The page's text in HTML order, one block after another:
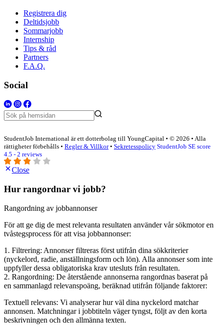
Registrera dig
Deltidsjobb
Sommarjobb
Internship
Tips & råd
Partners
F.A.Q.
Social
StudentJob International är ett dotterbolag till YoungCapital • © 2026 • Alla
rättigheter förbehålls • Regler & Villkor• Sekretesspolicy StudentJob SE score
4.5 - 2 reviews
Close
Hur rangordnar vi jobb?
Rangordning av jobbannonser
För att ge dig de mest relevanta resultaten använder vår sökmotor en
tvåstegsprocess för att visa jobbannonser:
1. Filtrering: Annonser filtreras först utifrån dina sökkriterier
(nyckelord, radie, anställningsform och lön). Alla annonser som inte
uppfyller dessa obligatoriska krav utesluts från resultaten.
2. Rangordning: De återstående annonserna rangordnas baserat på
en sammanlagd relevanspoäng, beräknad utifrån följande faktorer:
Textuell relevans: Vi analyserar hur väl dina nyckelord matchar
annonsen. Matchningar i jobbtiteln väger tyngst, följt av den korta
beskrivningen och den allmänna texten.